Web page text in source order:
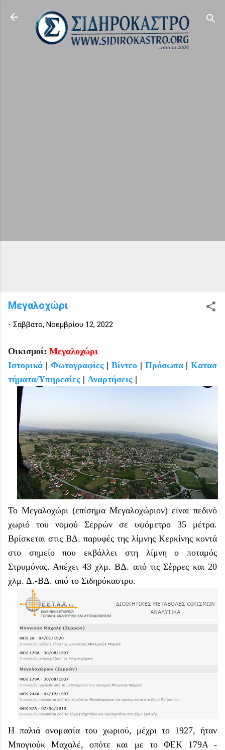
Μετάβαση στο κύριο περιεχόμενο
Μεγαλοχώρι
- Σάββατο, Νοεμβρίου 12, 2022
Οικισμοί: Μεγαλοχώρι
Ιστορικά | Φωτογραφίες| Βίντεο | Πρόσωπα| Κατασ
τήματα/Υπηρεσίες | Αναρτήσεις |
To Μεγαλοχώρι (επίσημα Μεγαλοχώριον) είναι πεδινό
χωριό του νομού Σερρών σε υψόμετρο 35 μέτρα.
Βρίσκεται στις ΒΔ. παρυφές της λίμνης Κερκίνης κοντά
στο σημείο που εκβάλλει στη λίμνη ο ποταμός
Στρυμόνας. Απέχει 43 χλμ. ΒΔ. από τις Σέρρες και 20
χλμ. Δ.-ΒΔ. από το Σιδηρόκαστρο.
Η παλιά ονομασία του χωριού, μέχρι το 1927, ήταν
Μπογιούκ Μαχαλέ, οπότε και με το ΦΕΚ 179Α -